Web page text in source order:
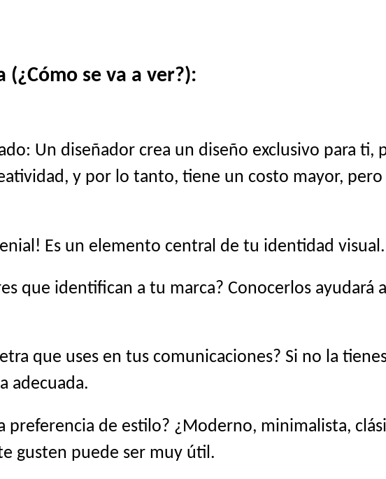
se va a ver?):
Un diseñador crea un diseño exclusivo para ti,
y por lo tanto, tiene un costo mayor,
Es un elemento central de tu identidad visual.
que identifican a tu marca? Conocerlos ayudará
que uses en tus comunicaciones? Si no la
adecuada.
preferencia de estilo? ¿Moderno, minimalista,
gusten puede ser muy útil.